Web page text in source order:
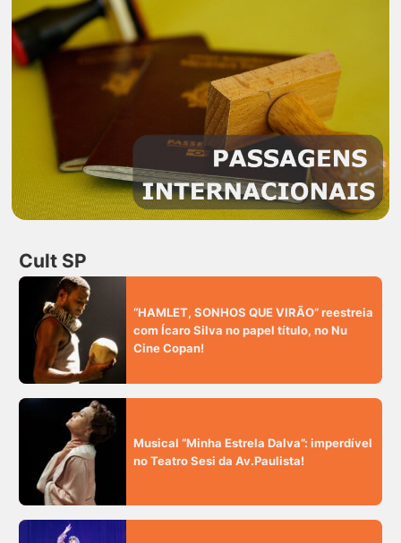
Cult SP
“HAMLET, SONHOS QUE VIRÃO” reestreia
com Ícaro Silva no papel título, no Nu
Cine Copan!
Musical “Minha Estrela Dalva”: imperdível
no Teatro Sesi da Av.Paulista!